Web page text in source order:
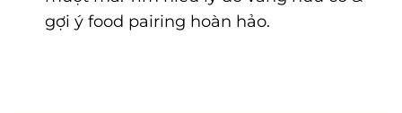
gợi ý food pairing hoàn hảo.